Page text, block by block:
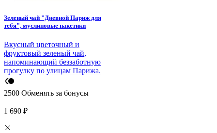
Зеленый чай "Дневной Париж для
тебя", муслиновые пакетики
Вкусный цветочный и
фруктовый зеленый чай,
напоминающий беззаботную
прогулку по улицам Парижа.
2500 Обменять за бонусы
1 690 ₽